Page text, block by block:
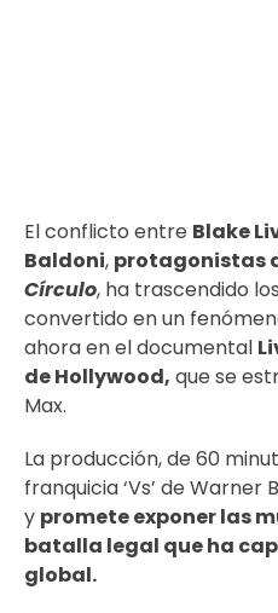
El conflicto entre Blake
Baldoni, protagonistas
Círculo, ha trascendido
convertido en un
ahora en el documental
de Hollywood, que se
Max.
La producción, de 60
franquicia ‘Vs’ de Warner
y promete exponer las
batalla legal que ha
global.